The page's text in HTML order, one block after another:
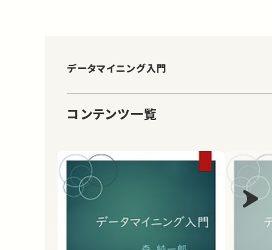
データマイニング入門
コンテンツ一覧